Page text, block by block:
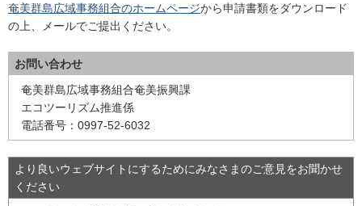
奄美群島広域事務組合のホームページから申請書類をダウンロード
の上、メールでご提出ください。
お問い合わせ
奄美群島広域事務組合奄美振興課
エコツーリズム推進係
電話番号：0997-52-6032
より良いウェブサイトにするためにみなさまのご意見をお聞かせ
ください